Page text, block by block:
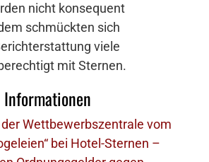
nicht konsequent
schmückten sich
viele
mit Sternen.
Wettbewerbszentrale vom
bei Hotel-Sternen –